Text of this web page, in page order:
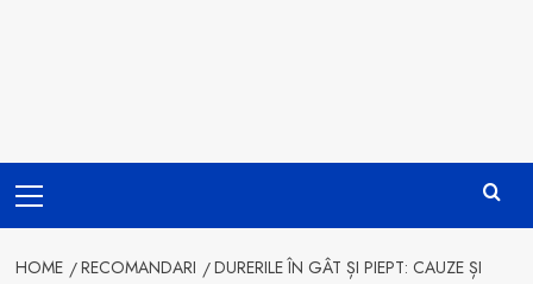
Menu
HOME RECOMANDARI
DURERILE ÎN GÂT ȘI PIEPT: CAUZE ȘI